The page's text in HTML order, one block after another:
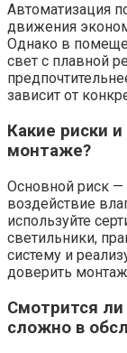
Автоматизация
движения
Однако в
свет с плавной
зависит от
Какие риски
монтаже?
Основной риск —
воздействие
используйте
светильники,
систему и
доверить
Смотрится ли
сложно в